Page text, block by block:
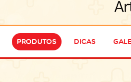
Produtos Dicas